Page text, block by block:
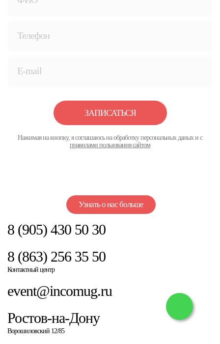
ЗАПИСАТЬСЯ
Нажимая на кнопку, я соглашаюсь на обработку персональных даных и с
правилами пользования сайтом
Узнать о нас больше
8 (905) 430 50 30
8 (863) 256 35 50
Контактный центр
event@incomug.ru
Ростов-на-Дону
Ворошиловский 12/85